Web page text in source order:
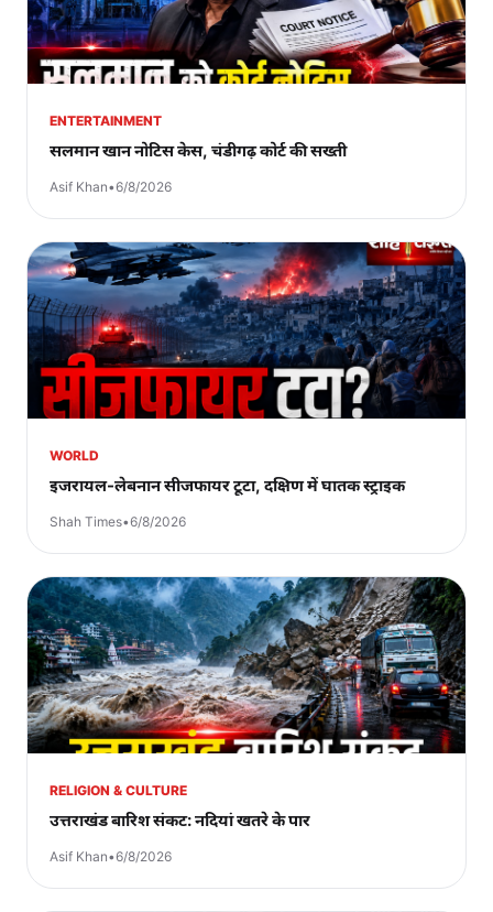
ENTERTAINMENT
सलमान खान नोटिस केस, चंडीगढ़ कोर्ट की सख्ती
Asif Khan•6/8/2026
WORLD
इजरायल-लेबनान सीजफायर टूटा, दक्षिण में घातक स्ट्राइक
Shah Times•6/8/2026
RELIGION & CULTURE
उत्तराखंड बारिश संकट: नदियां खतरे के पार
Asif Khan•6/8/2026